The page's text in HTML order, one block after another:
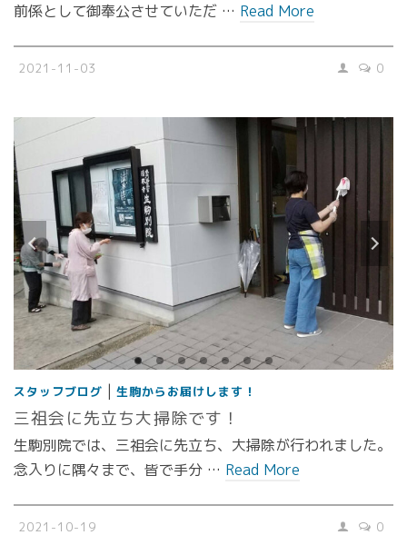
前係として御奉公させていただ … Read More
2021-11-03 0
スタッフブログ | 生駒からお届けします！
三祖会に先立ち大掃除です！
生駒別院では、三祖会に先立ち、大掃除が行われました。
念入りに隅々まで、皆で手分 … Read More
2021-10-19 0